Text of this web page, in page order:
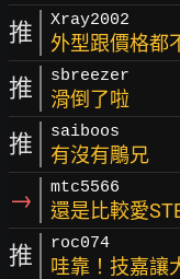
推 Xray2002
外型跟價格都
推 sbreezer
滑倒了啦
推 saiboos
有沒有鵰兄
→ mtc5566
還是比較愛
推 roc074
哇靠！技嘉讓